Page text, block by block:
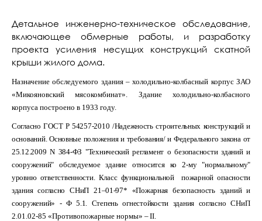
Детальное инженерно-техническое обследование,
включающее обмерные работы, и разработку
проекта усиления несущих конструкций скатной
крыши жилого дома.
Назначение обследуемого здания – холодильно-колбасный корпус ЗАО
«Микояновский мясокомбинат». Здание холодильно-колбасного
корпуса построено в 1933 году.
Согласно ГОСТ Р 54257-2010 /Надежность строительных конструкций и
оснований. Основные положения и требования/ и Федерального закона от
25.12.2009 N 384-ФЗ "Технический регламент о безопасности зданий и
сооружений" обследуемое здание относится ко 2-му "нормальному"
уровню ответственности. Класс функциональной пожарной опасности
здания согласно СНиП 21–01-97* «Пожарная безопасность зданий и
сооружений» - Ф 5.1. Степень огнестойкости здания согласно СНиП
2.01.02-85 «Противопожарные нормы» –II.